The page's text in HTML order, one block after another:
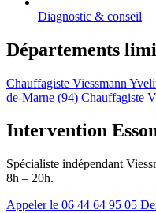
Diagnostic & conseil
Départements
Chauffagiste Viessmann
de-Marne (94) Chauffagiste
Intervention
Spécialiste indépendant
8h – 20h.
Appeler le 06 44 64 95 05